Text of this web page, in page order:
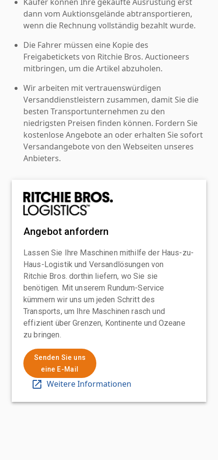
dann vom Auktionsgelände abtransportieren,
wenn die Rechnung vollständig bezahlt wurde.
Die Fahrer müssen eine Kopie des
Freigabetickets von Ritchie Bros. Auctioneers
mitbringen, um die Artikel abzuholen.
Wir arbeiten mit vertrauenswürdigen
Versanddienstleistern zusammen, damit Sie die
besten Transportunternehmen zu den
niedrigsten Preisen finden können. Fordern Sie
kostenlose Angebote an oder erhalten Sie sofort
Versandangebote von den Webseiten unseres
Anbieters.
Angebot anfordern
Lassen Sie Ihre Maschinen mithilfe der Haus-zu-
Haus-Logistik und Versandlösungen von
Ritchie Bros. dorthin liefern, wo Sie sie
benötigen. Mit unserem Rundum-Service
kümmern wir uns um jeden Schritt des
Transports, um Ihre Maschinen rasch und
effizient über Grenzen, Kontinente und Ozeane
zu bringen.
Senden Sie uns
eine E-Mail
Weitere Informationen